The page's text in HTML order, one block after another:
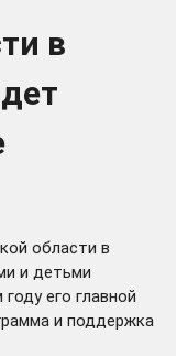
в
области в
и детьми
его главной
и поддержка